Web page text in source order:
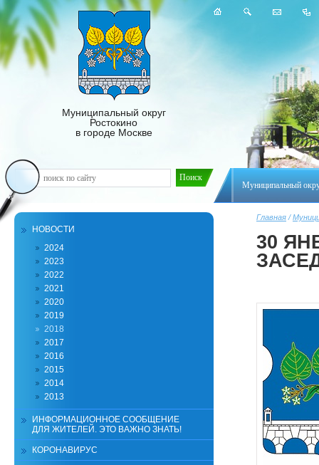
Муниципальный
Муниципальный округ
Ростокино
в городе Москве
Главная /
30
НОВОСТИ
2024
2023
2022
2021
2020
2019
2018
2017
2016
2015
2014
2013
ИНФОРМАЦИОННОЕ СООБЩЕНИЕ
ДЛЯ ЖИТЕЛЕЙ. ЭТО ВАЖНО ЗНАТЬ!
КОРОНАВИРУС